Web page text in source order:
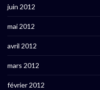
juin 2012
mai 2012
avril 2012
mars 2012
février 2012